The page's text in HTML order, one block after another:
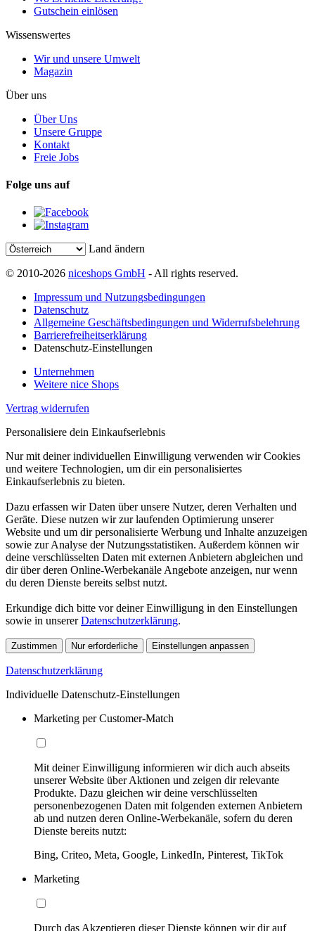
Gutschein einlösen
Wissenswertes
Wir und unsere Umwelt
Magazin
Über uns
Über Uns
Unsere Gruppe
Kontakt
Freie Jobs
Folge uns auf
Land ändern
© 2010-2026 niceshops GmbH - All rights reserved.
Impressum und Nutzungsbedingungen
Datenschutz
Allgemeine Geschäftsbedingungen und Widerrufsbelehrung
Barrierefreiheitserklärung
Datenschutz-Einstellungen
Unternehmen
Weitere nice Shops
Vertrag widerrufen
Personalisiere dein Einkaufserlebnis
Nur mit deiner individuellen Einwilligung verwenden wir Cookies
und weitere Technologien, um dir ein personalisiertes
Einkaufserlebnis zu bieten.
Dazu erfassen wir Daten über unsere Nutzer, deren Verhalten und
Geräte. Diese nutzen wir zur laufenden Optimierung unserer
Website und um dir personalisierte Werbung und Inhalte anzuzeigen
sowie zur Analyse der Nutzungsstatistiken. Außerdem können wir
deine verschlüsselten Daten mit externen Anbietern abgleichen und
dir über deren Online-Werbekanäle Angebote anzeigen, nur wenn
du deren Dienste bereits selbst nutzt.
Erkundige dich bitte vor deiner Einwilligung in den Einstellungen
sowie in unsererDatenschutzerklärung.
Zustimmen Nur erforderliche Einstellungen anpassen
Datenschutzerklärung
Individuelle Datenschutz-Einstellungen
Marketing per Customer-Match
Mit deiner Einwilligung informieren wir dich auch abseits
unserer Website über Aktionen und zeigen dir relevante
Produkte. Dazu gleichen wir deine verschlüsselten
personenbezogenen Daten mit folgenden externen Anbietern
ab und nutzen deren Online-Werbekanäle, sofern du deren
Dienste bereits nutzt:
Bing, Criteo, Meta, Google, LinkedIn, Pinterest, TikTok
Marketing
Durch das Akzeptieren dieser Dienste können wir dir auf